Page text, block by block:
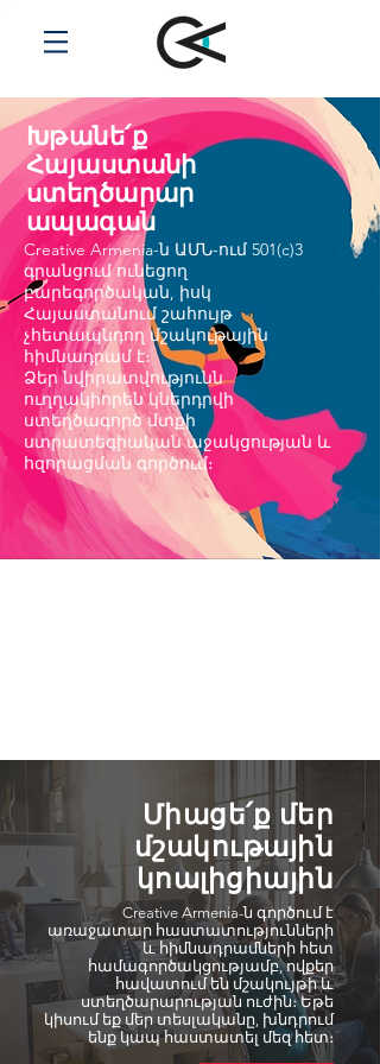
Խթանե՛ք
Հայաստանի
ստեղծարար
ապագան
Creative Armenia-ն ԱՄՆ-ում 501(c)3
գրանցում ունեցող
բարեգործական, իսկ
Հայաստանում շահույթ
չհետապնդող մշակութային
հիմնադրամ է։
Ձեր նվիրատվությունն
ուղղակիորեն կներդրվի
ստեղծագործ մտքի
ստրատեգիական աջակցության և
հզորացման գործում։
Միացե՛ք մեր
մշակութային
կոալիցիային
Creative Armenia-ն գործում է
առաջատար հաստատությունների
և հիմնադրամների հետ
համագործակցությամբ, ովքեր
հավատում են մշակույթի և
ստեղծարարության ուժին։ Եթե
կիսում եք մեր տեսլականը, խնդրում
ենք կապ հաստատել մեզ հետ։